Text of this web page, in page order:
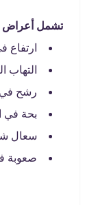
تشمل أعراض
ارتفاع
التهاب
رشح في
بحة في
سعال
صعوبة